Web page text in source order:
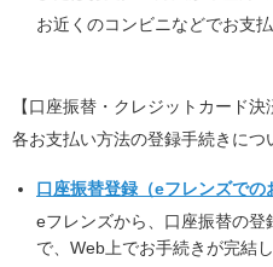
お近くのコンビニなどでお支
【口座振替・クレジットカード決
各お支払い方法の登録手続きにつ
口座振替登録（eフレンズでの
eフレンズから、口座振替の登
で、Web上でお手続きが完結し